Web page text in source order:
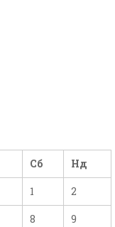
Сб Нд
1 2
8 9